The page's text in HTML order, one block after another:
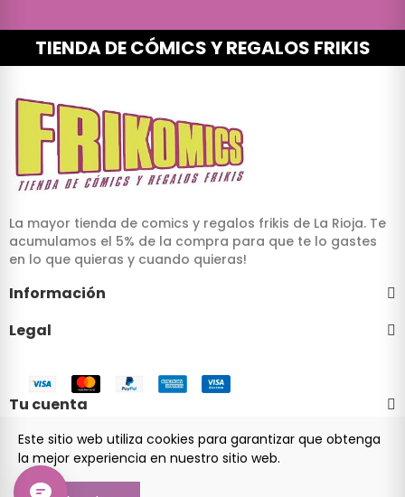
TIENDA DE CÓMICS Y REGALOS FRIKIS
La mayor tienda de comics y regalos frikis de La Rioja. Te
acumulamos el 5% de la compra para que te lo gastes
en lo que quieras y cuando quieras!
Información
Legal
Tu cuenta
© 2024 Frikomics.com - Tienda de cómics y regalos frikis
Este sitio web utiliza cookies para garantizar que obtenga
la mejor experiencia en nuestro sitio web.